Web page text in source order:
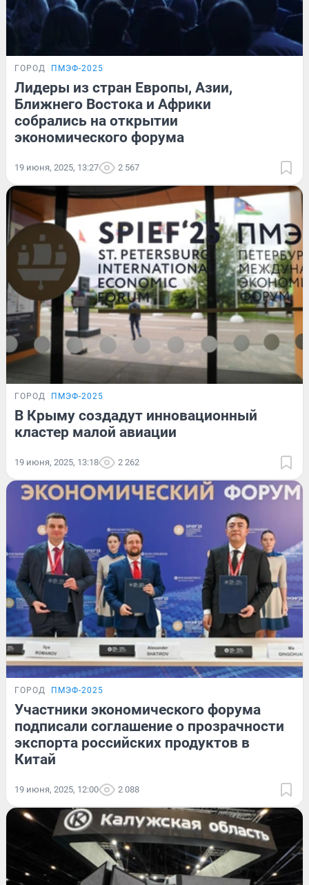
ГОРОД ПМЭФ-2025
Лидеры из стран Европы, Азии,
Ближнего Востока и Африки
собрались на открытии
экономического форума
19 июня, 2025, 13:27 2 567
ГОРОД ПМЭФ-2025
В Крыму создадут инновационный
кластер малой авиации
19 июня, 2025, 13:18 2 262
ГОРОД ПМЭФ-2025
Участники экономического форума
подписали соглашение о прозрачности
экспорта российских продуктов в
Китай
19 июня, 2025, 12:00 2 088